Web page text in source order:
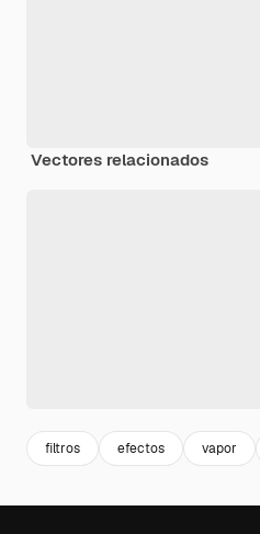
Vectores relacionados
filtros efectos vapor